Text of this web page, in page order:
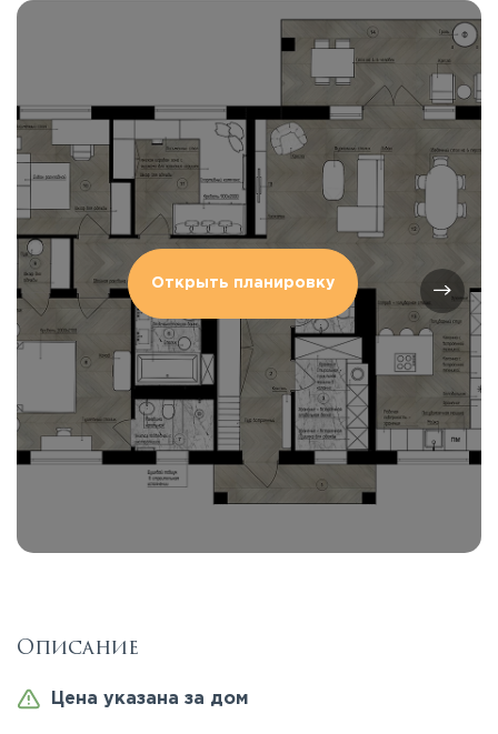
Открыть планировку
Описание
Цена указана за дом